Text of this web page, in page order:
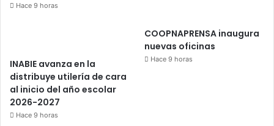
Hace 9 horas
INABIE avanza en la
distribuye utilería de cara
al inicio del año escolar
2026-2027
Hace 9 horas
COOPNAPRENSA inaugura
nuevas oficinas
Hace 9 horas